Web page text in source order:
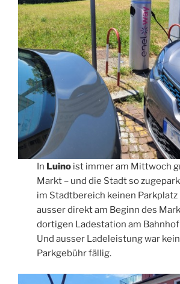
In Luino ist immer am Mittwoch
Markt – und die Stadt so
im Stadtbereich keinen
ausser direkt am Beginn des
dortigen Ladestation am
Und ausser Ladeleistung war
Parkgebühr fällig.